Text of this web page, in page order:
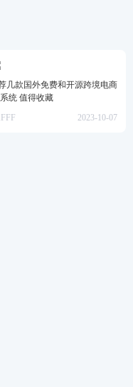
几款国外免费和开源跨境电商
统 值得收藏
2023-10-07